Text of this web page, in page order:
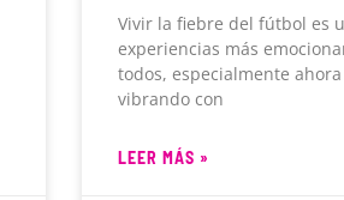
Vivir la fiebre del fútbol es
experiencias más
todos, especialmente
vibrando con
LEER MÁS »